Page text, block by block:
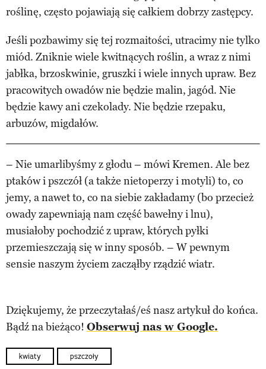
roślinę, często pojawiają się całkiem dobrzy zastępcy.
Jeśli pozbawimy się tej rozmaitości, utracimy nie tylko
miód. Zniknie wiele kwitnących roślin, a wraz z nimi
jabłka, brzoskwinie, gruszki i wiele innych upraw. Bez
pracowitych owadów nie będzie malin, jagód. Nie
będzie kawy ani czekolady. Nie będzie rzepaku,
arbuzów, migdałów.
– Nie umarlibyśmy z głodu – mówi Kremen. Ale bez
ptaków i pszczół (a także nietoperzy i motyli) to, co
jemy, a nawet to, co na siebie zakładamy (bo przecież
owady zapewniają nam część bawełny i lnu),
musiałoby pochodzić z upraw, których pyłki
przemieszczają się w inny sposób. – W pewnym
sensie naszym życiem zacząłby rządzić wiatr.
Dziękujemy, że przeczytałaś/eś nasz artykuł do końca.
Bądź na bieżąco! Obserwuj nas w Google.
kwiaty pszczoły